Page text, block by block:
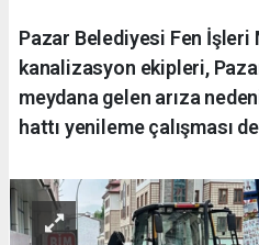
Pazar Belediyesi Fen İşleri
kanalizasyon ekipleri,
meydana gelen arıza
hattı yenileme çalışması